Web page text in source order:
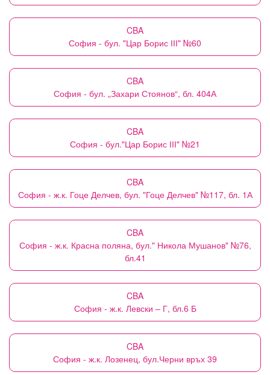
CBA
София - бул. "Цар Борис ІІІ" №60
CBA
София - бул. „Захари Стоянов“, бл. 404А
CBA
София - бул."Цар Борис ІІІ" №21
CBA
София - ж.к. Гоце Делчев, бул. "Гоце Делчев" №117, бл. 1А
CBA
София - ж.к. Красна поляна, бул." Никола Мушанов" №76,
бл.41
CBA
София - ж.к. Левски – Г, бл.6 Б
CBA
София - ж.к. Лозенец, бул.Черни връх 39